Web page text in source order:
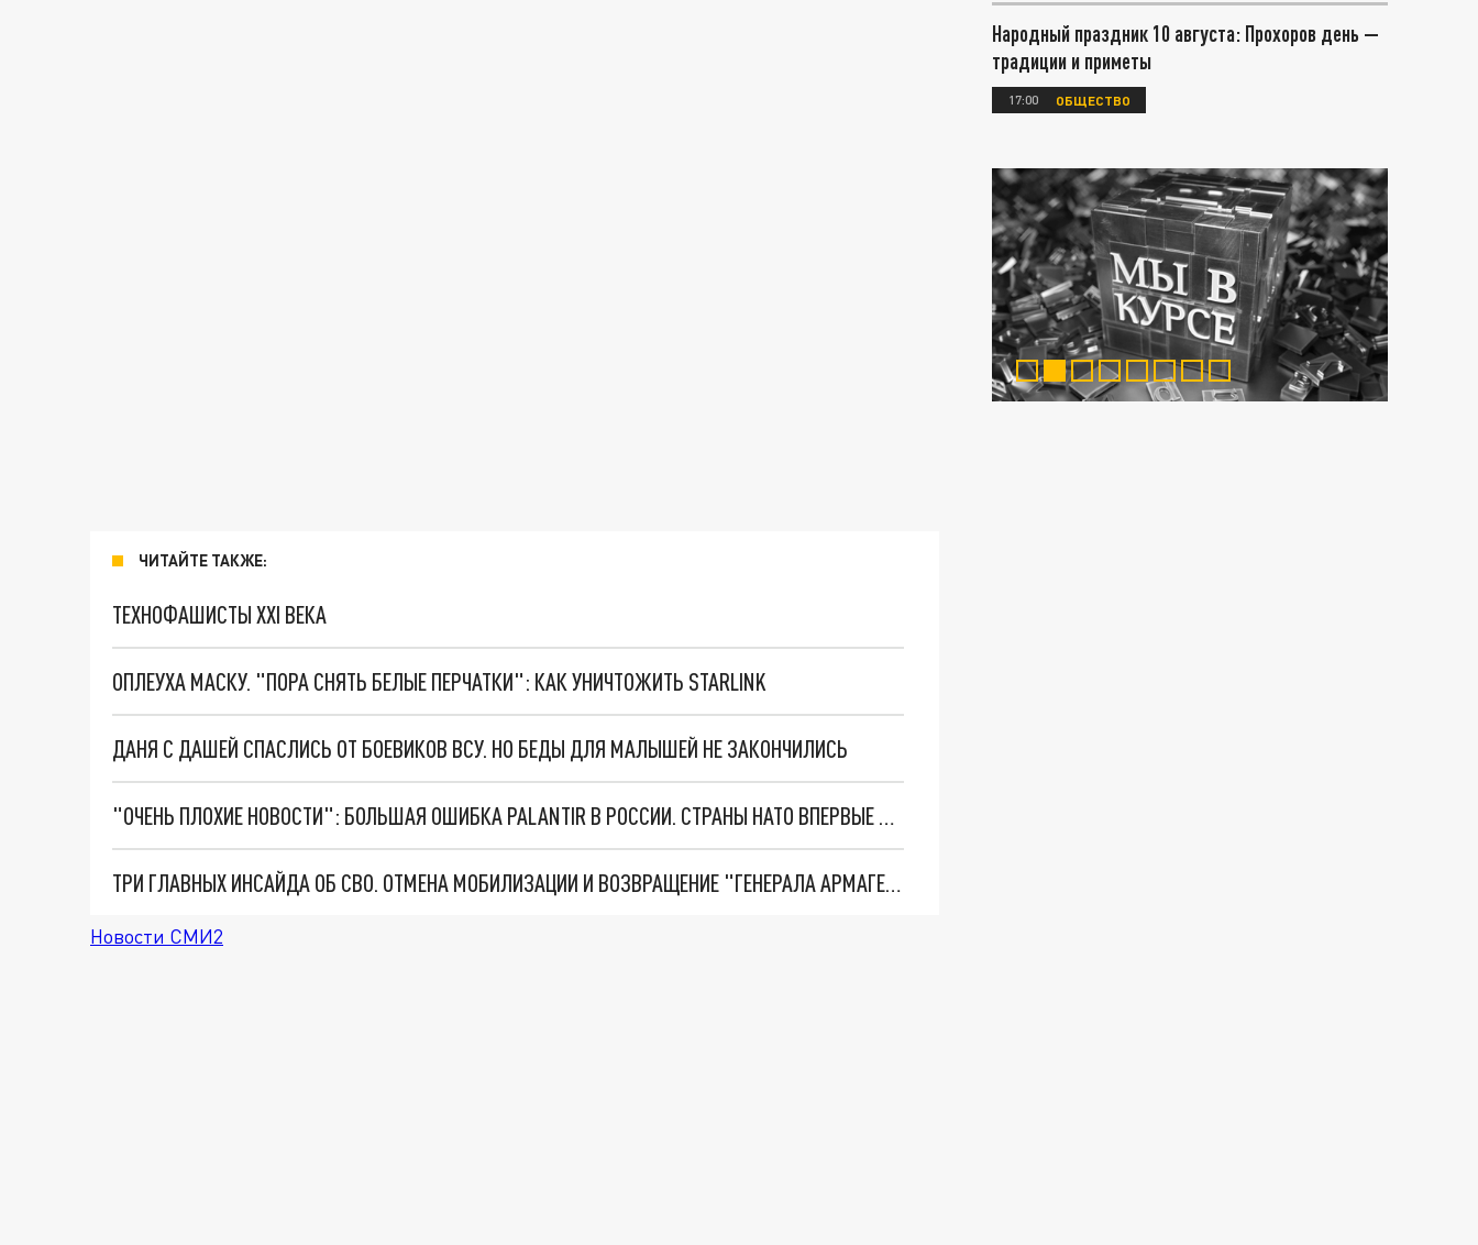
ЧИТАЙТЕ ТАКЖЕ:
ТЕХНОФАШИСТЫ XXI ВЕКА
ОПЛЕУХА МАСКУ. "ПОРА СНЯТЬ БЕЛЫЕ ПЕРЧАТКИ": КАК УНИЧТОЖИТЬ STARLINK
ДАНЯ С ДАШЕЙ СПАСЛИСЬ ОТ БОЕВИКОВ ВСУ. НО БЕДЫ ДЛЯ МАЛЫШЕЙ НЕ ЗАКОНЧИЛИСЬ
"ОЧЕНЬ ПЛОХИЕ НОВОСТИ": БОЛЬШАЯ ОШИБКА PALANTIR В РОССИИ. СТРАНЫ НАТО ВПЕРВЫЕ ЗА СВО ОСТАНОВИЛИ ПОСТАВКИ ОРУЖИЯ. ВСУ ТЕРЯЮТ ПРИГРАНИЧЬЕ?
ТРИ ГЛАВНЫХ ИНСАЙДА ОБ СВО. ОТМЕНА МОБИЛИЗАЦИИ И ВОЗВРАЩЕНИЕ "ГЕНЕРАЛА АРМАГЕДДОНА"? ОТЛИЧНЫЕ НОВОСТИ, КОТОРЫЕ ЖДАЛИ ВСЕ
Новости СМИ2
Народный праздник 10 августа: Прохоров день —
традиции и приметы
17:00 ОБЩЕСТВО